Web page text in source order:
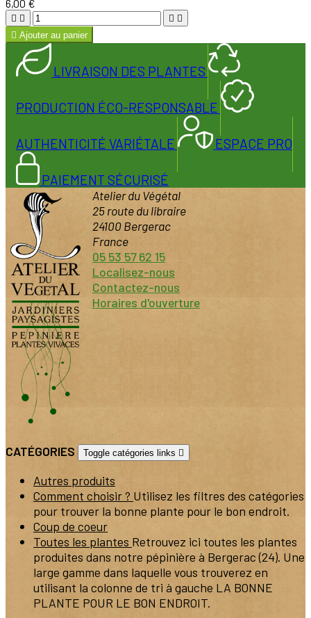
6,00 €
   
 Ajouter au panier
LIVRAISON DES PLANTES
PRODUCTION ÉCO-RESPONSABLE
AUTHENTICITÉ VARIÉTALE ESPACE PRO
PAIEMENT SÉCURISÉ
Atelier du Végétal
25 route du libraire
24100 Bergerac
France
05 53 57 62 15
Localisez-nous
Contactez-nous
Horaires d'ouverture
CATÉGORIES Toggle catégories links 
Autres produits
Comment choisir ? Utilisez les filtres des catégories
pour trouver la bonne plante pour le bon endroit.
Coup de coeur
Toutes les plantes Retrouvez ici toutes les plantes
produites dans notre pépinière à Bergerac (24). Une
large gamme dans laquelle vous trouverez en
utilisant la colonne de tri à gauche LA BONNE
PLANTE POUR LE BON ENDROIT.